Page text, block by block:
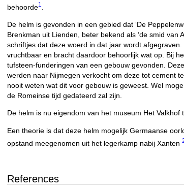
behoorde1
De helm is gevonden in een gebied dat ‘De
Brenkman uit Lienden, beter bekend als ‘de smid van
schriftjes dat deze woerd in dat jaar wordt
vruchtbaar en bracht daardoor behoorlijk wat op. Bij
tufsteen-funderingen van een gebouw gevonden.
werden naar Nijmegen verkocht om deze tot cement
nooit weten wat dit voor gebouw is geweest. Wel
de Romeinse tijd gedateerd zal zijn.
De helm is nu eigendom van het museum Het Valkhof
Een theorie is dat deze helm mogelijk Germaanse
opstand meegenomen uit het legerkamp nabij Xanten
References